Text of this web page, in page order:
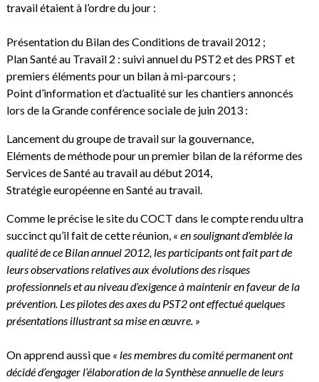
travail étaient à l’ordre du jour :
Présentation du Bilan des Conditions de travail 2012 ;
Plan Santé au Travail 2 : suivi annuel du PST2 et des PRST et
premiers éléments pour un bilan à mi-parcours ;
Point d’information et d’actualité sur les chantiers annoncés
lors de la Grande conférence sociale de juin 2013 :
Lancement du groupe de travail sur la gouvernance,
Eléments de méthode pour un premier bilan de la réforme des
Services de Santé au travail au début 2014,
Stratégie européenne en Santé au travail.
Comme le précise le site du COCT dans le compte rendu ultra
succinct qu’il fait de cette réunion, « en soulignant d’emblée la
qualité de ce Bilan annuel 2012, les participants ont fait part de
leurs observations relatives aux évolutions des risques
professionnels et au niveau d’exigence à maintenir en faveur de la
prévention. Les pilotes des axes du PST2 ont effectué quelques
présentations illustrant sa mise en œuvre. »
On apprend aussi que« les membres du comité permanent ont
décidé d’engager l’élaboration de la Synthèse annuelle de leurs